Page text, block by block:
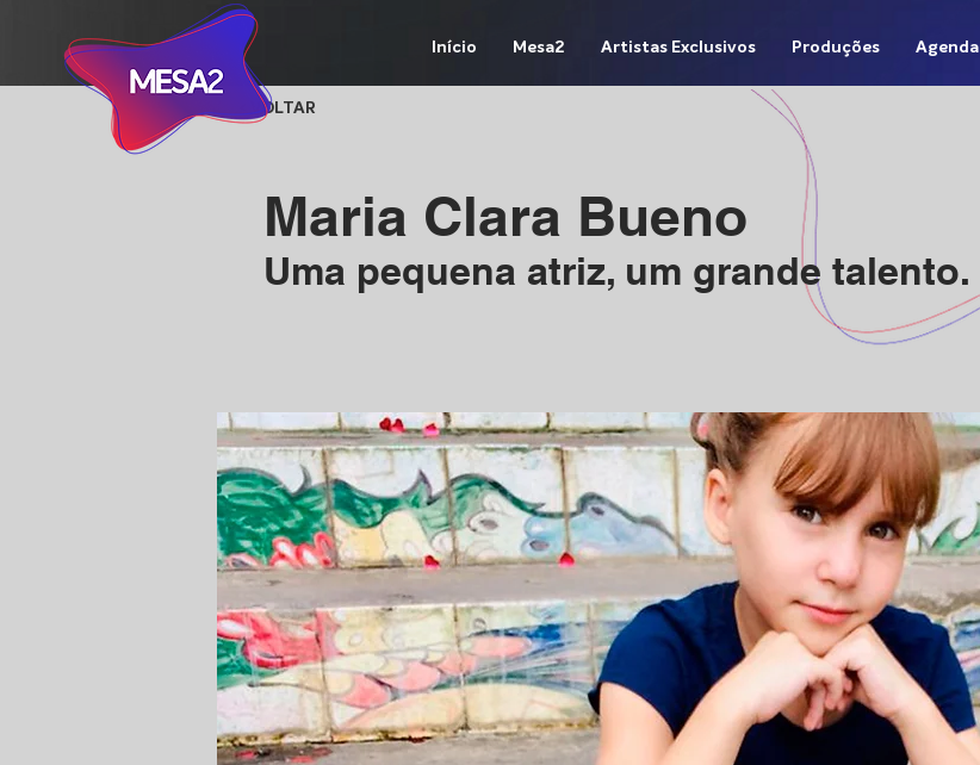
Início Mesa2 Artistas Exclusivos Produções Agenda
< VOLTAR
Maria Clara Bueno
Uma pequena atriz, um grande talento.